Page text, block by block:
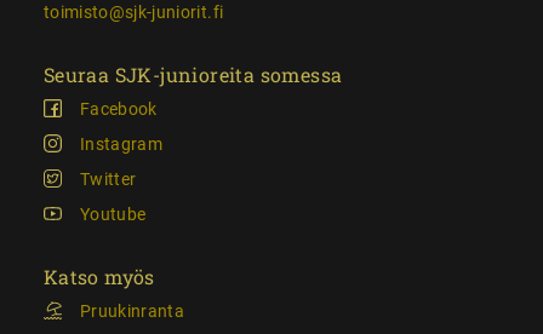
toimisto@sjk-juniorit.fi
Seuraa SJK-junioreita somessa
Facebook
Instagram
Twitter
Youtube
Katso myös
Pruukinranta